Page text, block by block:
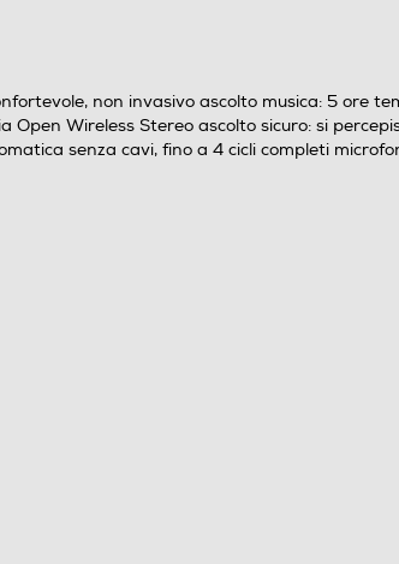
non invasivo ascolto musica: 5 ore
Wireless Stereo ascolto sicuro: si
senza cavi, fino a 4 cicli completi